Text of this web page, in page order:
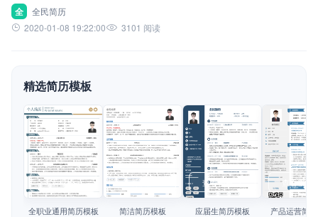
AI 优化简历
AI 翻译简历
AI 模拟面试
面试自我介绍
AI 职场工具 New
简历模板
简历教程
全
全民简历
2020-01-08 19:22:00
3101 阅读
精选简历模板
查看模板
全职业通用简历模板
查看模板
简洁简历模板
查看模板
应届生简历模板
查看模板
产品运营简